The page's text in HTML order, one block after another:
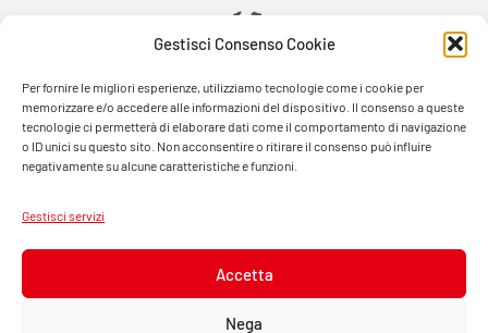
Gestisci Consenso Cookie
Per fornire le migliori esperienze, utilizziamo tecnologie come i cookie per
memorizzare e/o accedere alle informazioni del dispositivo. Il consenso a queste
tecnologie ci permetterà di elaborare dati come il comportamento di navigazione
o ID unici su questo sito. Non acconsentire o ritirare il consenso può influire
negativamente su alcune caratteristiche e funzioni.
Gestisci servizi
Accetta
Nega